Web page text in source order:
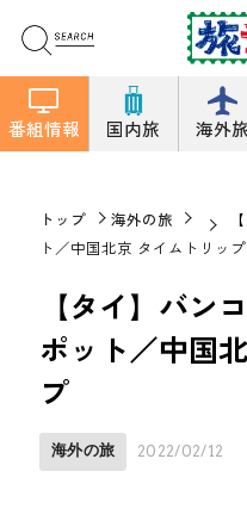
番組情報 国内旅 海外旅
トップ 海外の旅
ト／中国北京 タイムトリップ
【タイ】バン
ポット／中国
プ
海外の旅 2022/02/12